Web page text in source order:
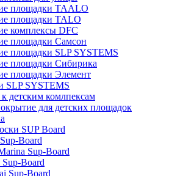
площадки TAALO
площадки TALO
комплексы DFC
площадки Самсон
площадки SLP SYSTEMS
площадки Сибирика
площадки Элемент
SLP SYSTEMS
детским комлпексам
для детских площадок
SUP Board
Board
Sup-Board
Board
Sup-Board